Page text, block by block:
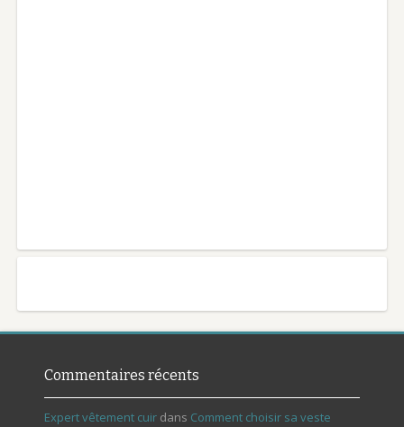
Commentaires récents
Expert vêtement cuirdans Comment choisir sa veste